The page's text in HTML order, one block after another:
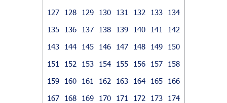
127
128 129 130 131 132 133
134
135
136 137 138 139 140 141
142
143
144 145 146 147 148 149
150
151
152 153 154 155 156 157
158
159
160 161 162 163 164 165
166
167
168 169 170 171 172 173
174